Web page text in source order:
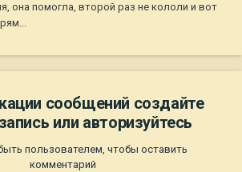
она помогла, второй раз не кололи и вот
сообщений создайте
или авторизуйтесь
пользователем, чтобы оставить
комментарий